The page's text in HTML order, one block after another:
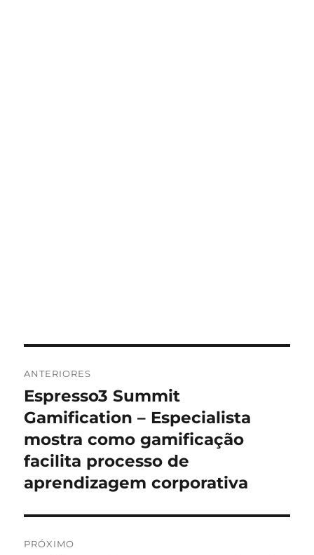
de
Post
ANTERIORES
Post
anterior:
Espresso3 Summit
Gamification – Especialista
mostra como gamificação
facilita processo de
aprendizagem corporativa
PRÓXIMO